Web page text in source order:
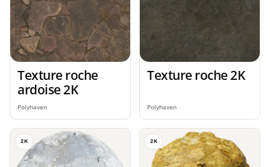
Texture roche
ardoise 2K
Polyhaven
Texture roche 2K
Polyhaven
2K 2K